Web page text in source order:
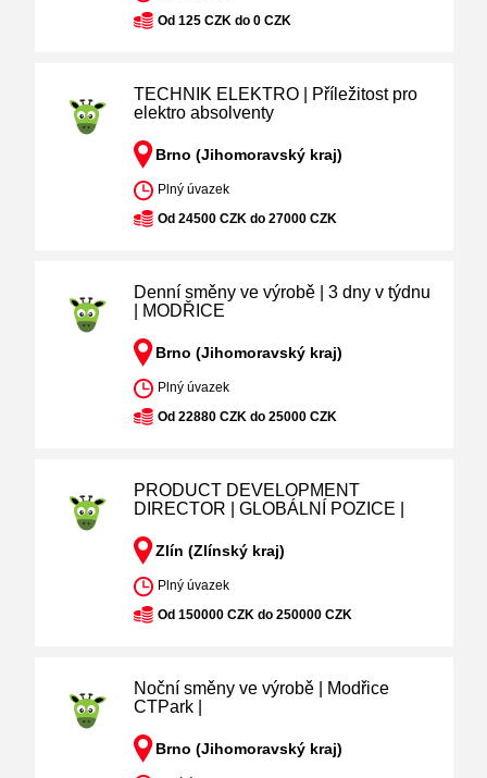
Od 125 CZK do 0 CZK
TECHNIK ELEKTRO | Příležitost pro
elektro absolventy
Brno (Jihomoravský kraj)
Plný úvazek
Od 24500 CZK do 27000 CZK
Denní směny ve výrobě | 3 dny v týdnu
| MODŘICE
Brno (Jihomoravský kraj)
Plný úvazek
Od 22880 CZK do 25000 CZK
PRODUCT DEVELOPMENT
DIRECTOR | GLOBÁLNÍ POZICE |
Zlín (Zlínský kraj)
Plný úvazek
Od 150000 CZK do 250000 CZK
Noční směny ve výrobě | Modřice
CTPark |
Brno (Jihomoravský kraj)